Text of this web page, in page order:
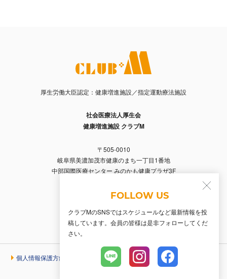
厚生労働大臣認定：健康増進施設／指定運動療法施設
社会医療法人厚生会
健康増進施設 クラブM
〒505-0010
岐阜県美濃加茂市健康のまち一丁目1番地
中部国際医療センター みのかも健康プラザ3F
個人情報保護方針 © 2026 Club M.
FOLLOW US
クラブMのSNSではスケジュールなど最新情報を投
稿しています。会員の皆様は是非フォローしてくだ
さい。